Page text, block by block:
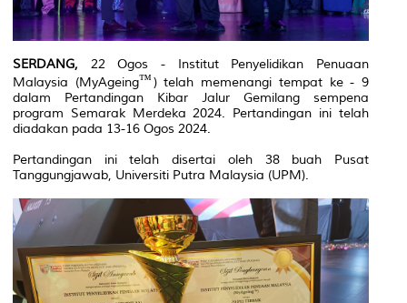
SERDANG, 22 Ogos - Institut Penyelidikan Penuaan
Malaysia (MyAgeing
) telah memenangi tempat ke - 9
dalam Pertandingan Kibar Jalur Gemilang sempena
program Semarak Merdeka 2024. Pertandingan ini telah
diadakan pada 13-16 Ogos 2024.
Pertandingan ini telah disertai oleh 38 buah Pusat
Tanggungjawab, Universiti Putra Malaysia (UPM).